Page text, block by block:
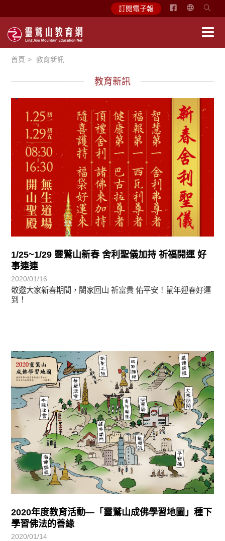
訂閱電子報
简
首頁 教育新訊
教育新訊
1/25~1/29 靈鷲山新春 舍利聖儀加持 祈福開運 好
事連連
2020/01/16
敬邀大家新春期間，閤家回山 祈富貴 佑平安！鼠年迎春好運
到！
教育活動
2020年度教育活動—「靈鷲山成佛學習地圖」種下
學習佛法的善緣
2020/01/14
最新消息